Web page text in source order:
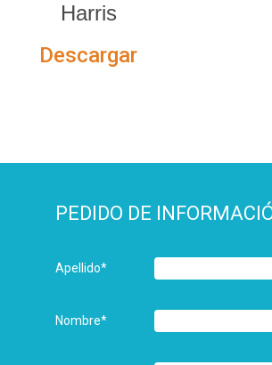
Harris
Descargar
PEDIDO DE
Apellido*
Nombre*